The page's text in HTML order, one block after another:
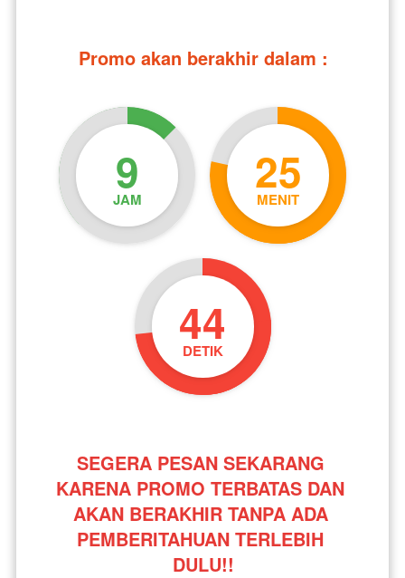
Promo akan berakhir dalam :
9
JAM 25
MENIT
43
DETIK
SEGERA PESAN SEKARANG
KARENA PROMO TERBATAS DAN
AKAN BERAKHIR TANPA ADA
PEMBERITAHUAN TERLEBIH
DULU!!